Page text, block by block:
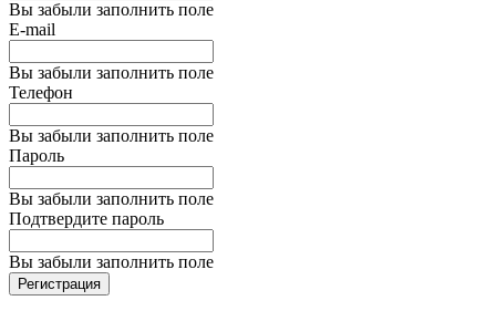
Вы забыли заполнить поле
E-mail
Вы забыли заполнить поле
Телефон
Вы забыли заполнить поле
Пароль
Вы забыли заполнить поле
Подтвердите пароль
Вы забыли заполнить поле
Регистрация